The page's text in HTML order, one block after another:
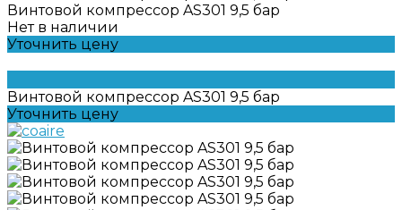
Винтовой компрессор AS301 9,5 бар
Нет в наличии
Уточнить цену
Винтовой компрессор AS301 9,5 бар
Уточнить цену